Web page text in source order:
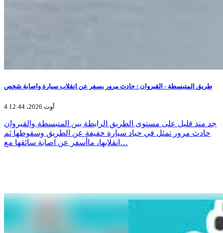
طريق المتبسطة - القيروان : حادث مرور يسفر عن انقلاب سيارة واصابة شخص
4 أوت 2026، 12:44
جد منذ قليل على مستوى الطريق الرابطة بين المتبسطة والقيروان
حادث مرور تمثل في حياد سيارة خفيفة عن الطريق وسقوطها ثم
انقلابها، ماأسفر عن اصابة سائقها مع…